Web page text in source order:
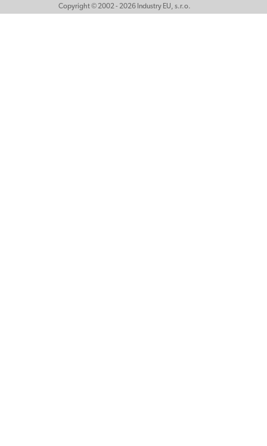
Copyright © 2002 - 2026 Industry EU, s.r.o.